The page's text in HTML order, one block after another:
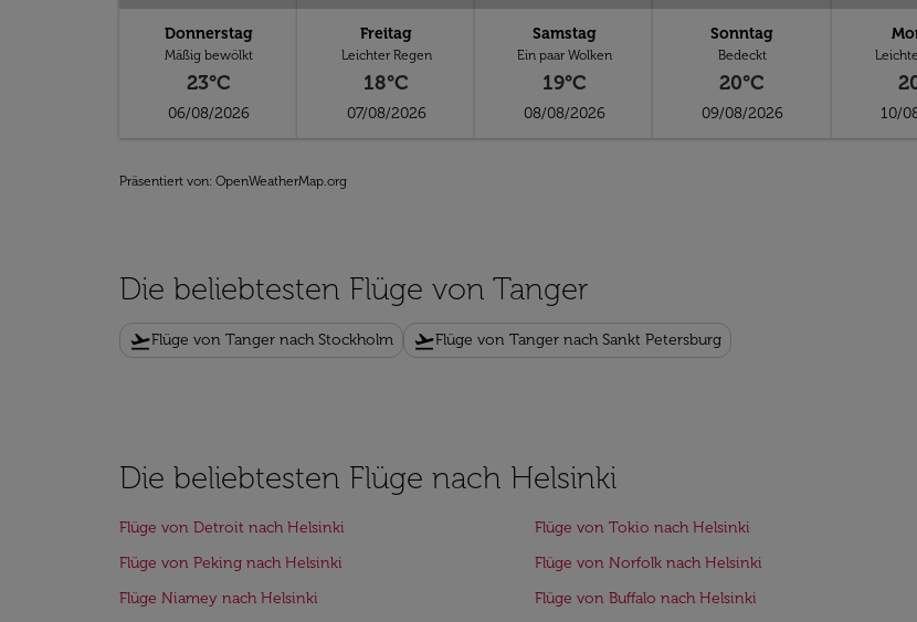
Donnerstag
Mäßig bewölkt
23°C
06/08/2026
Freitag
Leichter Regen
18°C
07/08/2026
Samstag
Ein paar Wolken
19°C
08/08/2026
Sonntag
Bedeckt
20°C
09/08/2026 10/
Präsentiert von: OpenWeatherMap.org
Die beliebtesten Flüge von Tanger
flight_takeoffFlüge von Tanger nach Stockholm flight_takeoffFlüge von Tanger nach Sankt Petersburg
Die beliebtesten Flüge nach Helsinki
Flüge von Detroit nach Helsinki Flüge von Tokio nach Helsinki
Flüge von Peking nach Helsinki
Flüge von Norfolk nach Helsinki
Flüge Niamey nach Helsinki
Flüge von Buffalo nach Helsinki